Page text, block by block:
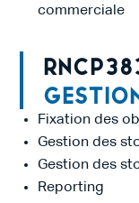
commerciale
Fixation des
Gestion des
Gestion des
Reporting